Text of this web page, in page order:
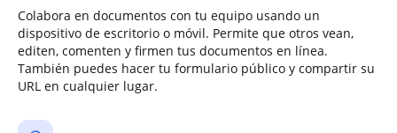
Colabora en documentos con tu equipo usando un
dispositivo de escritorio o móvil. Permite que otros vean,
editen, comenten y firmen tus documentos en línea.
También puedes hacer tu formulario público y compartir su
URL en cualquier lugar.